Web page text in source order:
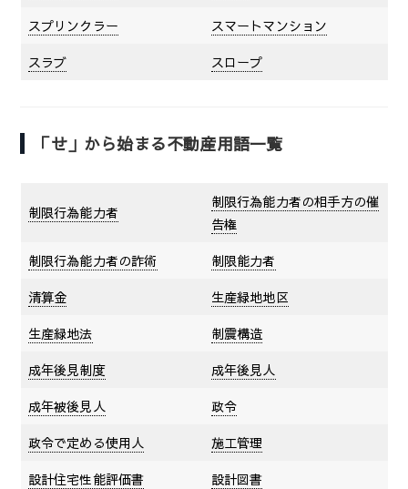
スプリンクラー
スマートマンション
スラブ
スロープ
「せ」から始まる不動産用語一覧
制限行為能力者
制限行為能力者の相手方の催
告権
制限行為能力者の詐術
制限能力者
清算金
生産緑地地区
生産緑地法
制震構造
成年後見制度
成年後見人
成年被後見人
政令
政令で定める使用人
施工管理
設計住宅性能評価書
設計図書